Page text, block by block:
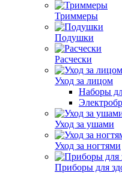
Триммеры
Подушки
Расчески
Уход за лицом
Наборы
Уход за ушами
Уход за ногтями
Приборы для